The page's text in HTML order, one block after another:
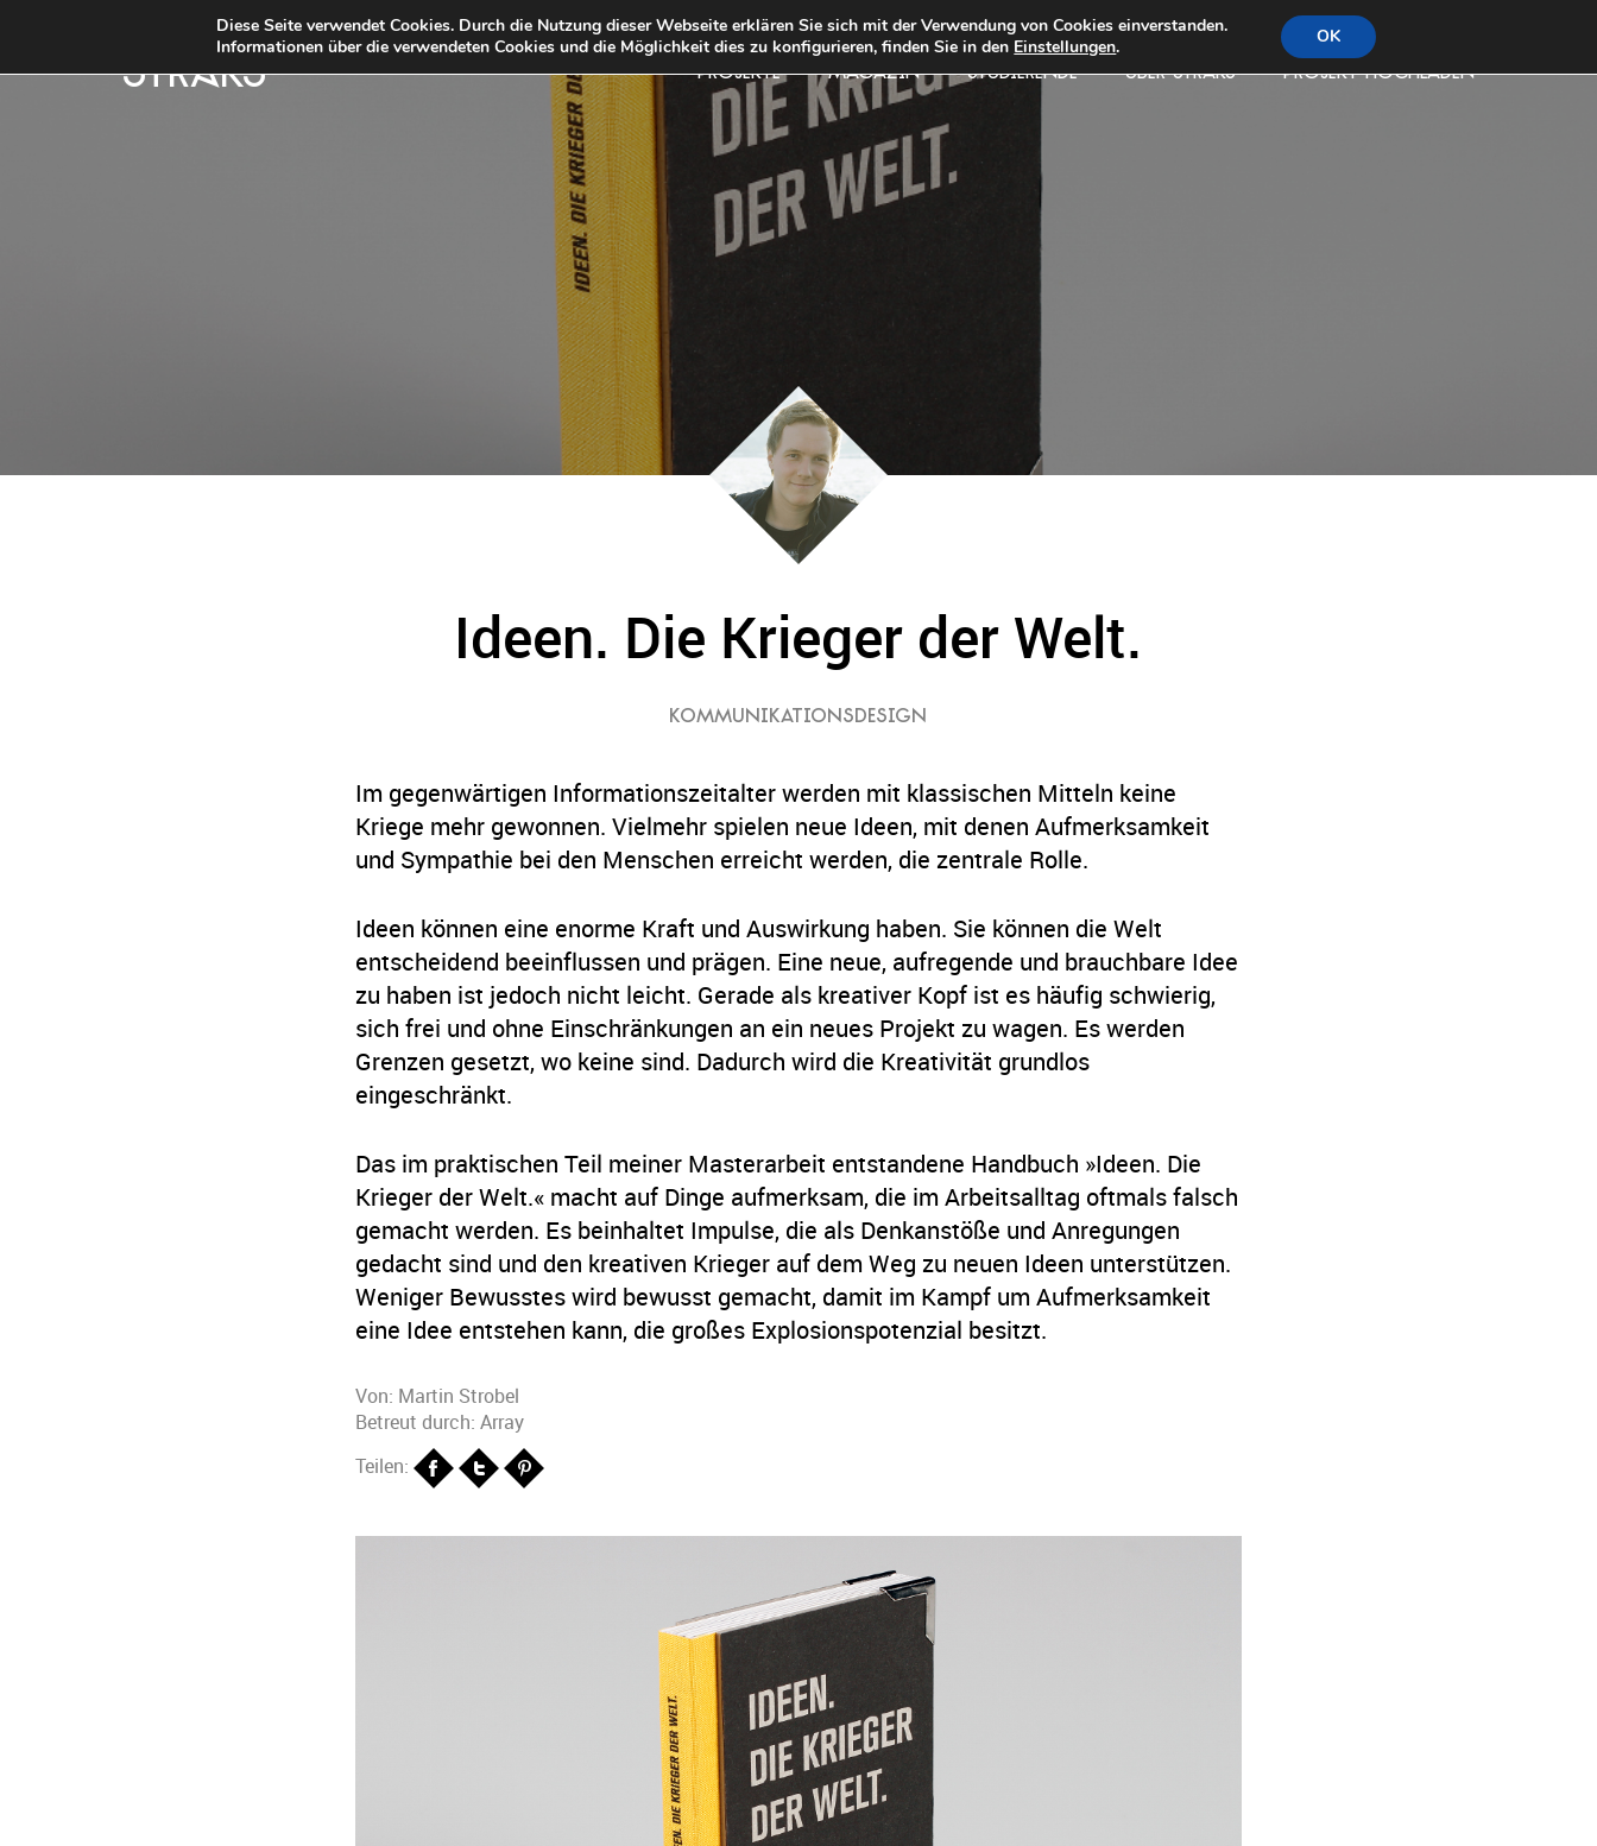
STRKS PROJEKTE MAGAZIN STUDIERENDE ÜBER STRAKS PROJEKT HOCHLADEN
Ideen. Die Krieger der Welt.
KOMMUNIKATIONSDESIGN
Im gegenwärtigen Informationszeitalter werden mit klassischen Mitteln keine
Kriege mehr gewonnen. Vielmehr spielen neue Ideen, mit denen Aufmerksamkeit
und Sympathie bei den Menschen erreicht werden, die zentrale Rolle.
Ideen können eine enorme Kraft und Auswirkung haben. Sie können die Welt
entscheidend beeinflussen und prägen. Eine neue, aufregende und brauchbare Idee
zu haben ist jedoch nicht leicht. Gerade als kreativer Kopf ist es häufig schwierig,
sich frei und ohne Einschränkungen an ein neues Projekt zu wagen. Es werden
Grenzen gesetzt, wo keine sind. Dadurch wird die Kreativität grundlos
eingeschränkt.
Das im praktischen Teil meiner Masterarbeit entstandene Handbuch »Ideen. Die
Krieger der Welt.« macht auf Dinge aufmerksam, die im Arbeitsalltag oftmals falsch
gemacht werden. Es beinhaltet Impulse, die als Denkanstöße und Anregungen
gedacht sind und den kreativen Krieger auf dem Weg zu neuen Ideen unterstützen.
Weniger Bewusstes wird bewusst gemacht, damit im Kampf um Aufmerksamkeit
eine Idee entstehen kann, die großes Explosionspotenzial besitzt.
Von: Martin Strobel
Betreut durch: Array
Teilen:
Diese Seite verwendet Cookies. Durch die Nutzung dieser Webseite erklären Sie sich mit der Verwendung von Cookies einverstanden.
Informationen über die verwendeten Cookies und die Möglichkeit dies zu konfigurieren, finden Sie in den Einstellungen. OK